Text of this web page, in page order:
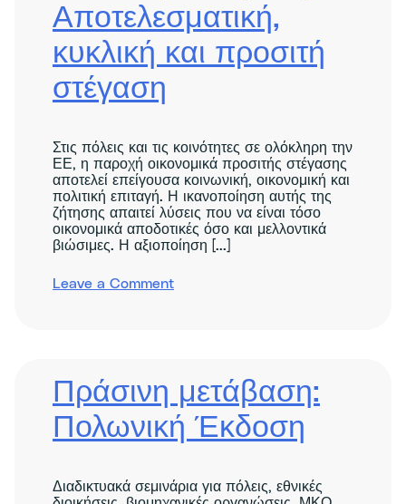
Αποτελεσματική,
κυκλική και προσιτή
στέγαση
Στις πόλεις και τις κοινότητες σε ολόκληρη την
ΕΕ, η παροχή οικονομικά προσιτής στέγασης
αποτελεί επείγουσα κοινωνική, οικονομική και
πολιτική επιταγή. Η ικανοποίηση αυτής της
ζήτησης απαιτεί λύσεις που να είναι τόσο
οικονομικά αποδοτικές όσο και μελλοντικά
βιώσιμες. Η αξιοποίηση [...]
Leave a Commenton
Affordable
Housing
Πράσινη μετάβαση:
Πολωνική Έκδοση
Διαδικτυακά σεμινάρια για πόλεις, εθνικές